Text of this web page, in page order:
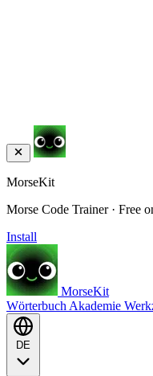
MorseKit
Morse Code Trainer · Free
Install
MorseKit
Wörterbuch Akademie